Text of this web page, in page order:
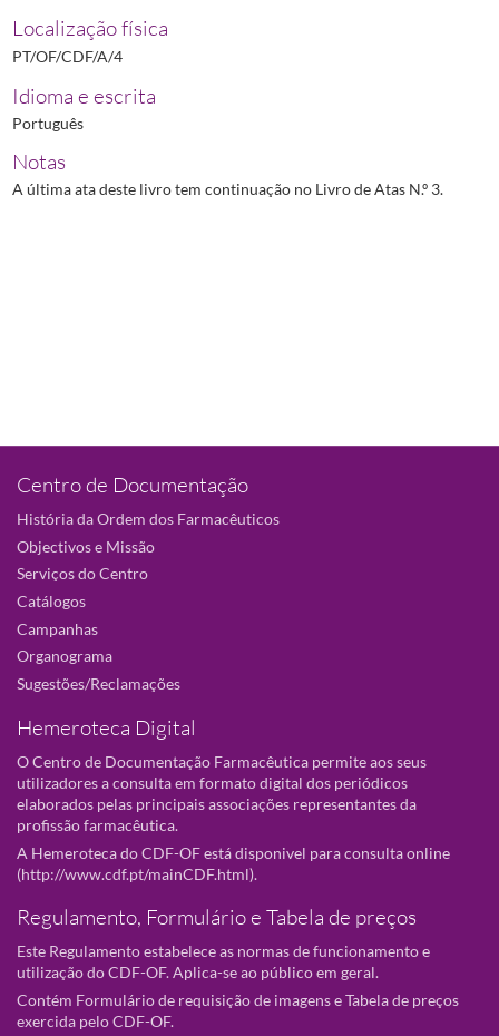
Localização física
PT/OF/CDF/A/4
Idioma e escrita
Português
Notas
A última ata deste livro tem continuação no Livro de Atas N.º 3.
Centro de Documentação
História da Ordem dos Farmacêuticos
Objectivos e Missão
Serviços do Centro
Catálogos
Campanhas
Organograma
Sugestões/Reclamações
Hemeroteca Digital
O Centro de Documentação Farmacêutica permite aos seus
utilizadores a consulta em formato digital dos periódicos
elaborados pelas principais associações representantes da
profissão farmacêutica.
A Hemeroteca do CDF-OF está disponivel para consulta online
(http://www.cdf.pt/mainCDF.html).
Regulamento, Formulário e Tabela de preços
Este Regulamento estabelece as normas de funcionamento e
utilização do CDF-OF. Aplica-se ao público em geral.
Contém Formulário de requisição de imagens e Tabela de preços
exercida pelo CDF-OF.